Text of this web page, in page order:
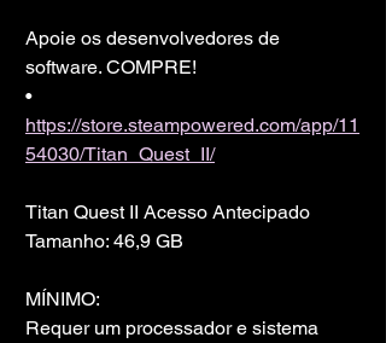
Apoie os desenvolvedores de
software. COMPRE!
•
https://store.steampowered.com/app/11
54030/Titan_Quest_II/
Titan Quest II Acesso Antecipado
Tamanho: 46,9 GB
MÍNIMO:
Requer um processador e sistema